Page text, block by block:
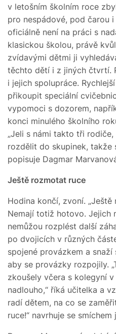
v letošním školním roce
pro nespádové, pod čarou
oficiálně není na práci s
klasickou školou, právě
zvídavými dětmi ji
těchto dětí i z jiných čtvrtí.
i jejich spolupráce.
přikoupit speciální
vypomoci s dozorem,
konci minulého školního
„Jeli s námi takto tři
rozdělit do skupinek, takže
popisuje Dagmar
Ještě rozmotat ruce
Hodina končí, zvoní. „Ještě
Nemají totiž hotovo. Jejich
nemůžou rozplést další
po dvojicích v různých
spojené provázkem a
aby se provázky rozpojily.
zkoušely včera s kolegyní
nadlouho,“ říká učitelka a
radí dětem, na co se
ruce!“ navrhuje se smíchem